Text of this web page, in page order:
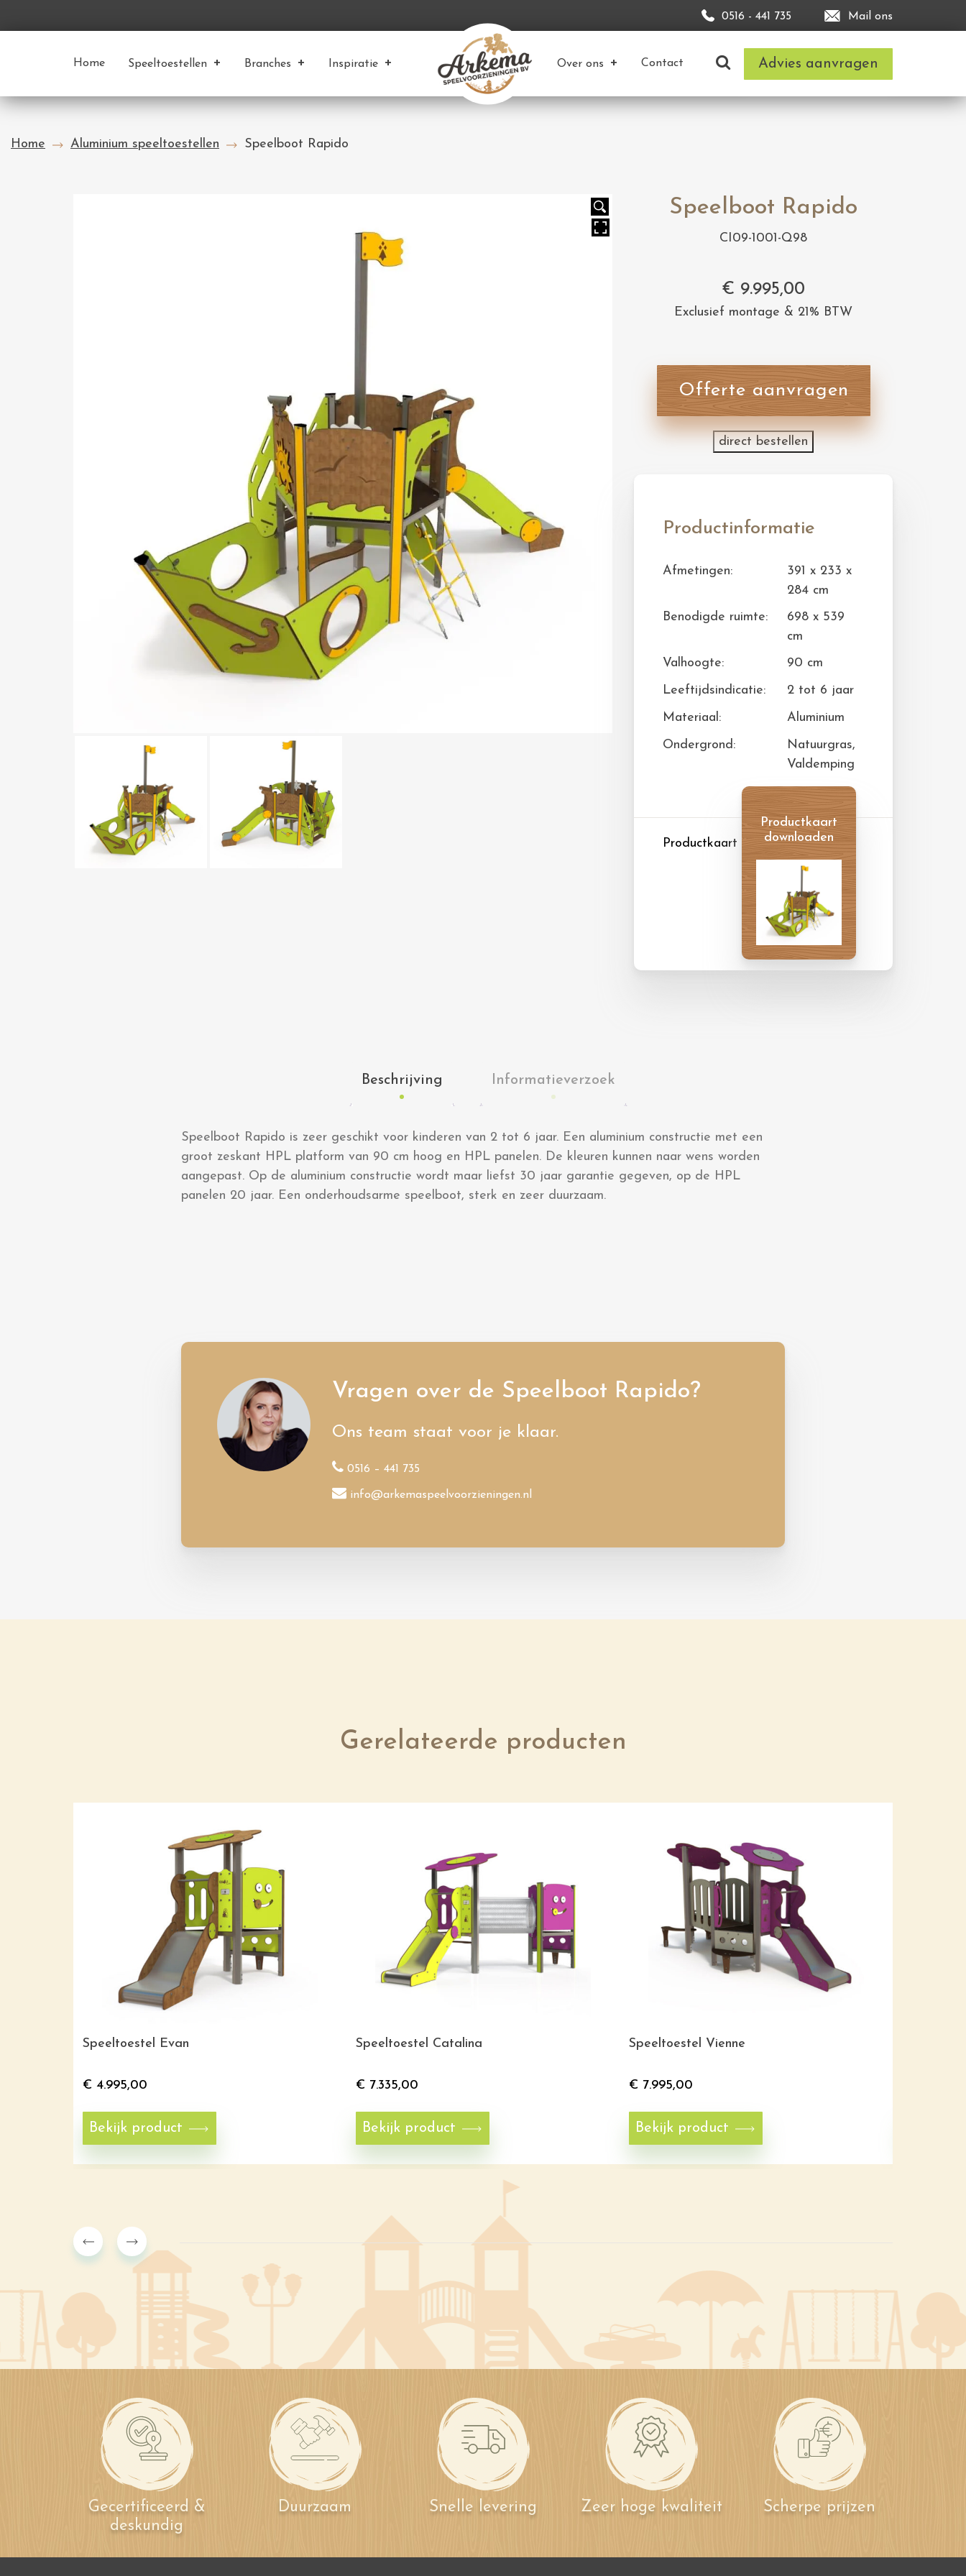
0516 - 441 735 Mail ons
Home Speeltoestellen Branches Inspiratie Over ons Contact Advies aanvragen
Home Aluminium speeltoestellen Speelboot Rapido
Speelboot Rapido
CI09-1001-Q98
€ 9.995,00
Exclusief montage & 21% BTW
Offerte aanvragen
direct bestellen
Productinformatie
Afmetingen:
391 x 233 x
284 cm
Benodigde ruimte:
698 x 539
cm
Valhoogte:
90 cm
Leeftijdsindicatie:
2 tot 6 jaar
Materiaal:
Aluminium
Ondergrond:
Natuurgras,
Valdemping
Productkaart
Productkaart
downloaden
Beschrijving Informatieverzoek
Speelboot Rapido is zeer geschikt voor kinderen van 2 tot 6 jaar. Een aluminium constructie met een
groot zeskant HPL platform van 90 cm hoog en HPL panelen. De kleuren kunnen naar wens worden
aangepast. Op de aluminium constructie wordt maar liefst 30 jaar garantie gegeven, op de HPL
panelen 20 jaar. Een onderhoudsarme speelboot, sterk en zeer duurzaam.
Vragen over de Speelboot Rapido?
Ons team staat voor je klaar.
0516 – 441 735
info@arkemaspeelvoorzieningen.nl
Gerelateerde producten
Speeltoestel Evan
€ 4.995,00
Bekijk product
Speeltoestel Catalina
€ 7.335,00
Bekijk product
Speeltoestel Vienne
€ 7.995,00
Bekijk product
Gecertificeerd &
deskundig
Duurzaam Snelle levering Zeer hoge kwaliteit Scherpe prijzen